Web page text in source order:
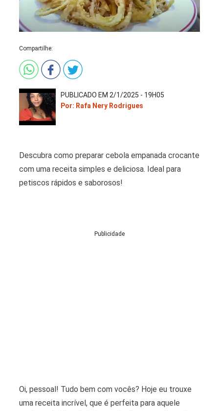
Compartilhe:
PUBLICADO EM 2/1/2025 - 19H05
Por: Rafa Nery Rodrigues
Descubra como preparar cebola empanada crocante
com uma receita simples e deliciosa. Ideal para
petiscos rápidos e saborosos!
Publicidade
Oi, pessoal! Tudo bem com vocês? Hoje eu trouxe
uma receita incrível, que é perfeita para aquele